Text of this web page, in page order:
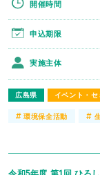
広島県 イベント・セ
開催時間
申込期限
実施主体
#環境保全活動 #